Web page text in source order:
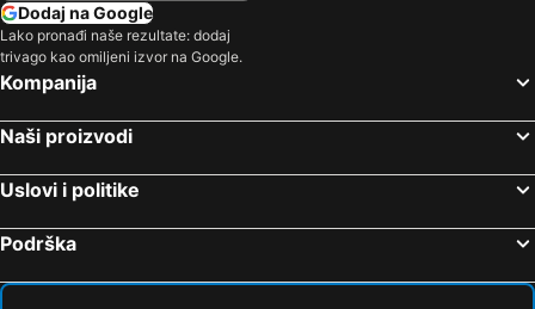
Dodaj na Google
Lako pronađi naše rezultate: dodaj
trivago kao omiljeni izvor na Google.
Kompanija
Naši proizvodi
Uslovi i politike
Podrška